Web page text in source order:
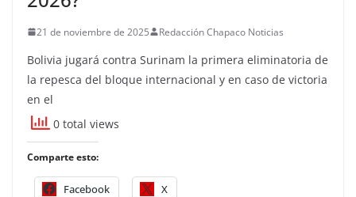
21 de noviembre de 2025 Redacción Chapaco Noticias
Bolivia jugará contra Surinam la primera eliminatoria de
la repesca del bloque internacional y en caso de victoria
en el
0 total views
Comparte esto:
Facebook X